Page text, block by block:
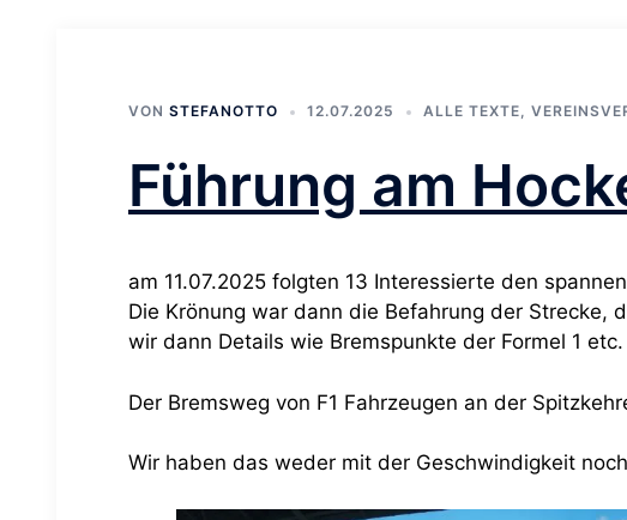
VON STEFANOTTO 12.07.2025 ALLE TEXTE,
Führung am
am 11.07.2025 folgten 13 Interessierte den
Die Krönung war dann die Befahrung der Strecke,
wir dann Details wie Bremspunkte der Formel 1 etc.
Der Bremsweg von F1 Fahrzeugen an der
Wir haben das weder mit der Geschwindigkeit